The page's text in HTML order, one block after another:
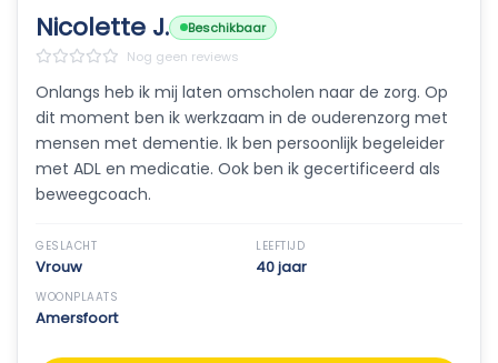
Nicolette J.
Beschikbaar
Nog geen reviews
Onlangs heb ik mij laten omscholen naar de zorg. Op
dit moment ben ik werkzaam in de ouderenzorg met
mensen met dementie. Ik ben persoonlijk begeleider
met ADL en medicatie. Ook ben ik gecertificeerd als
beweegcoach.
GESLACHT
Vrouw
LEEFTIJD
40 jaar
WOONPLAATS
Amersfoort